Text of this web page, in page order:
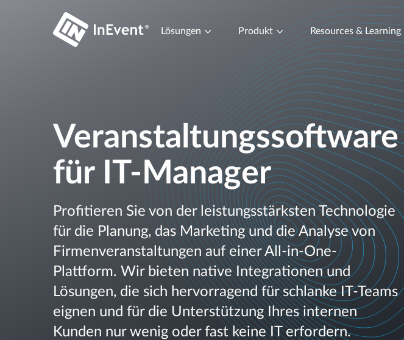
Lösungen Produkt Resources & Learning
Veranstaltungssoftware
für IT-Manager
Profitieren Sie von der leistungsstärksten Technologie
für die Planung, das Marketing und die Analyse von
Firmenveranstaltungen auf einer All-in-One-
Plattform. Wir bieten native Integrationen und
Lösungen, die sich hervorragend für schlanke IT-Teams
eignen und für die Unterstützung Ihres internen
Kunden nur wenig oder fast keine IT erfordern.